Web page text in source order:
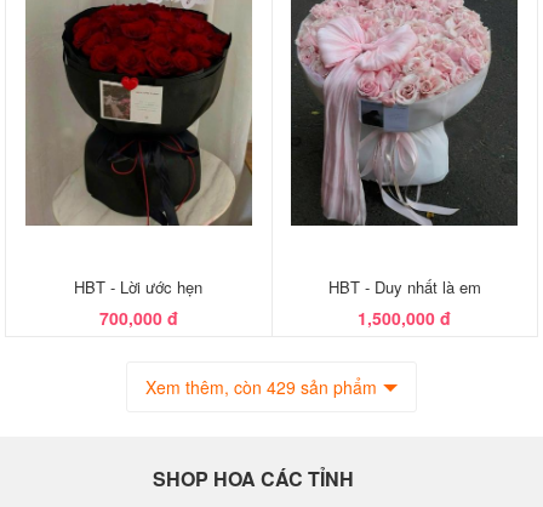
HBT - Lời ước hẹn
700,000 đ
HBT - Duy nhất là em
1,500,000 đ
Xem thêm, còn 429 sản phẩm
SHOP HOA CÁC TỈNH